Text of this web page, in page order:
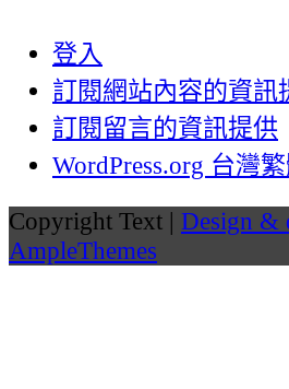
登入
訂閱網站內容的資訊
訂閱留言的資訊提供
WordPress.org 台灣
Copyright Text | Design &
AmpleThemes